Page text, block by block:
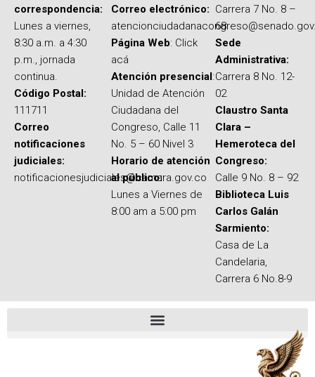
correspondencia:
Lunes a viernes,
8:30 a.m. a 4:30
p.m., jornada
continua.
Código Postal:
111711
Correo
notificaciones
judiciales:
notificacionesjudiciales@camara.gov.co
Correo electrónico:
Página Web: Click
acá
Atención presencial:
Unidad de Atención
Ciudadana del
Congreso, Calle 11
No. 5 – 60 Nivel 3
Horario de atención
al público:
Lunes a Viernes de
8:00 am a 5:00 pm
Carrera 7 No. 8 –
68
Sede
Administrativa:
Carrera 8 No. 12-
02
Claustro Santa
Clara –
Hemeroteca del
Congreso:
Calle 9 No. 8 – 92
Biblioteca Luis
Carlos Galán
Sarmiento:
Casa de La
Candelaria,
Carrera 6 No.8-9